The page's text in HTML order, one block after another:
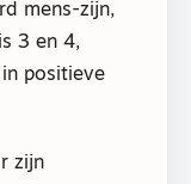
mens-zijn,
3 en 4,
positieve
zijn